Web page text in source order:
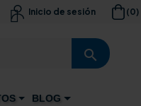
 Inicio de sesión (0)
search
BLOG